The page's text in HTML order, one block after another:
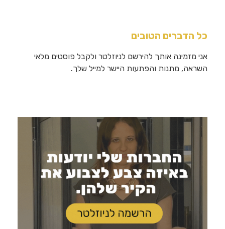
כל הדברים הטובים
אני מזמינה אותך להירשם לניוזלטר ולקבל פוסטים מלאי
השראה, מתנות והפתעות היישר למייל שלך.